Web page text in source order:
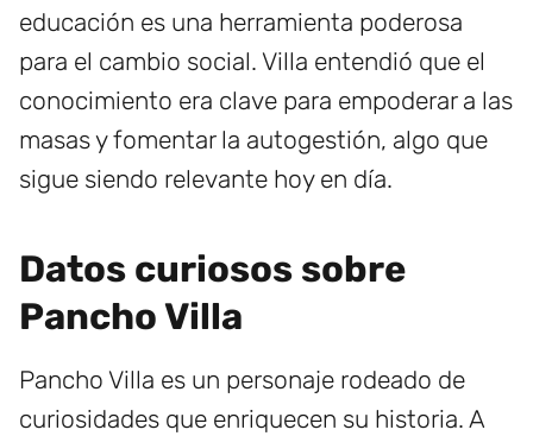
educación es una herramienta poderosa
para el cambio social. Villa entendió que el
conocimiento era clave para empoderar a las
masas y fomentar la autogestión, algo que
sigue siendo relevante hoy en día.
Datos curiosos sobre
Pancho Villa
Pancho Villa es un personaje rodeado de
curiosidades que enriquecen su historia. A